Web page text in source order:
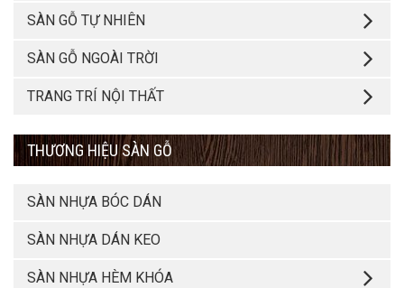
SÀN GỖ TỰ NHIÊN
SÀN GỖ NGOÀI TRỜI
TRANG TRÍ NỘI THẤT
THƯƠNG HIỆU SÀN GỖ
SÀN NHỰA BÓC DÁN
SÀN NHỰA DÁN KEO
SÀN NHỰA HÈM KHÓA